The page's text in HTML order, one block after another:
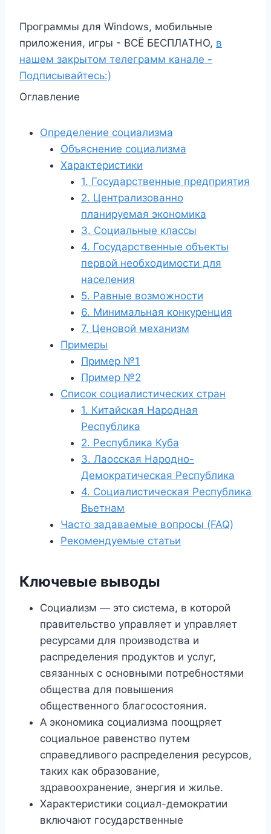
Программы для Windows, мобильные
приложения, игры - ВСЁ БЕСПЛАТНО, в
нашем закрытом телеграмм канале -
Подписывайтесь:)
Оглавление
Определение социализма
Объяснение социализма
Характеристики
1. Государственные предприятия
2. Централизованно
планируемая экономика
3. Социальные классы
4. Государственные объекты
первой необходимости для
населения
5. Равные возможности
6. Минимальная конкуренция
7. Ценовой механизм
Примеры
Пример №1
Пример №2
Список социалистических стран
1. Китайская Народная
Республика
2. Республика Куба
3. Лаосская Народно-
Демократическая Республика
4. Социалистическая Республика
Вьетнам
Часто задаваемые вопросы (FAQ)
Рекомендуемые статьи
Ключевые выводы
Социализм — это система, в которой
правительство управляет и управляет
ресурсами для производства и
распределения продуктов и услуг,
связанных с основными потребностями
общества для повышения
общественного благосостояния.
А экономика социализма поощряет
социальное равенство путем
справедливого распределения ресурсов,
таких как образование,
здравоохранение, энергия и жилье.
Характеристики социал-демократии
включают государственные